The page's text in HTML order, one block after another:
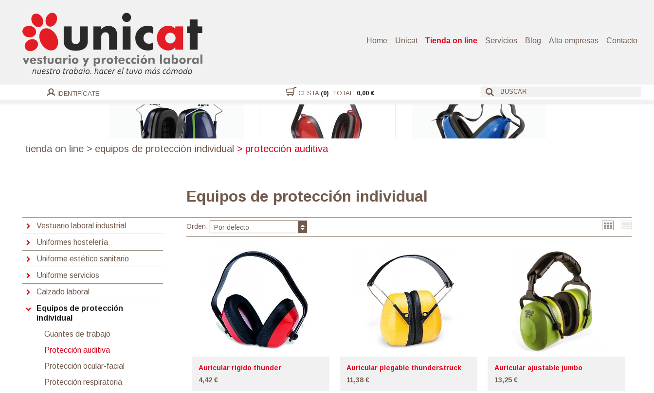
Home Unicat Tienda on line Servicios Blog Alta empresas Contacto
IDENTIFÍCATE CESTA (0) TOTAL: 0,00 €
tienda on line > equipos de protección individual > protección auditiva
Equipos de protección individual
Vestuario laboral industrial
Uniformes hostelería
Uniforme estético sanitario
Uniforme servicios
Calzado laboral
Equipos de protección
individual
Guantes de trabajo
Protección auditiva
Protección ocular-facial
Protección respiratoria
Orden: Por defecto Lista
Cuadrícula
Auricular rigido thunder
4,42 €
Auricular plegable thunderstruck
11,38 €
Auricular ajustable jumbo
13,25 €